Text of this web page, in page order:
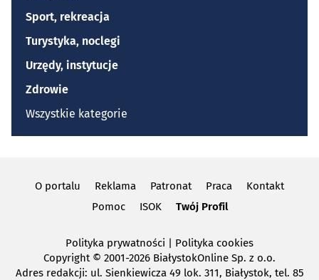
Sport, rekreacja
Turystyka, noclegi
Urzędy, instytucje
Zdrowie
Wszystkie kategorie
O portalu Reklama Patronat Praca
Kontakt
Pomoc
ISOK Twój Profil
Polityka prywatności | Polityka cookies
Copyright © 2001-2026 BiałystokOnline Sp. z o.o.
Adres redakcji: ul. Sienkiewicza 49 lok. 311, Białystok, tel. 85